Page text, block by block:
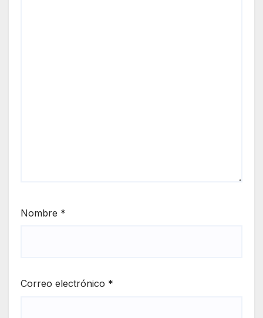
Nombre *
Correo electrónico *